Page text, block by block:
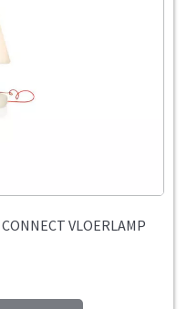
VLOERLAMP